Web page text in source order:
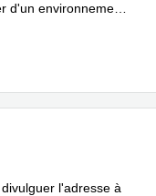
d'un environnemen
l'adresse à